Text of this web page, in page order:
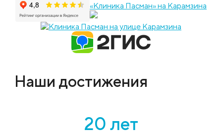
«Клиника Пасман» на Карамзина
Наши достижения
20 лет